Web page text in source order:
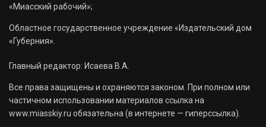
«Миасский рабочий»;
Областное государственное учреждение «Издательский дом
«Губерния».
Главный редактор: Исаева В.А.
Все права защищены и охраняются законом. При полном или
частичном использовании материалов ссылка на
www.miasskiy.ru обязательна (в интернете — гиперссылка).